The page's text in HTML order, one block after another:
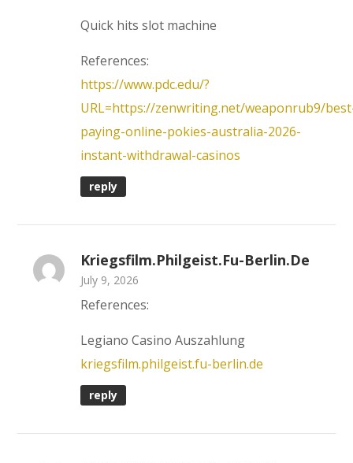
Quick hits slot machine
References:
https://www.pdc.edu/?
URL=https://zenwriting.net/weaponrub9/
paying-online-pokies-australia-2026-
instant-withdrawal-casinos
reply
Kriegsfilm.philgeist.fu-Berlin.de
July 9, 2026
References:
Legiano Casino Auszahlung
kriegsfilm.philgeist.fu-berlin.de
reply